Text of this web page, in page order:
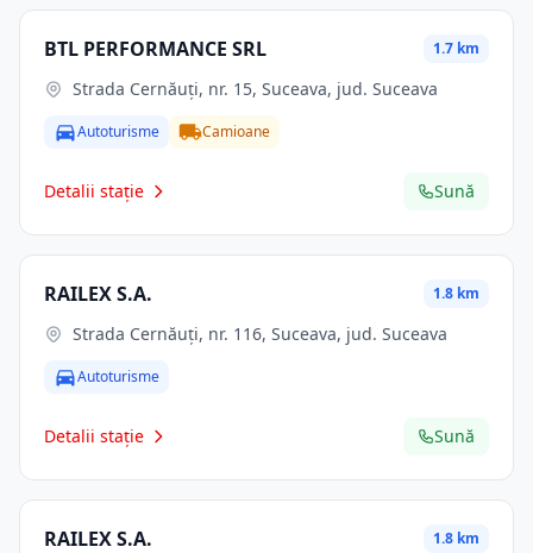
BTL PERFORMANCE SRL 1.7 km
Strada Cernăuți, nr. 15, Suceava, jud. Suceava
Autoturisme Camioane
Detalii stație Sună
RAILEX S.A. 1.8 km
Strada Cernăuți, nr. 116, Suceava, jud. Suceava
Autoturisme
Detalii stație Sună
RAILEX S.A. 1.8 km